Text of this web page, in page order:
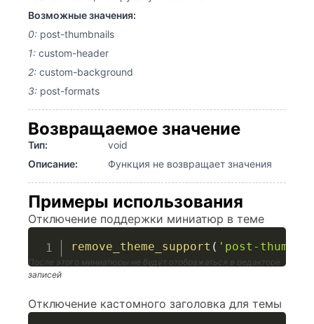
Возможные значения:
0: post-thumbnails
1: custom-header
2: custom-background
3: post-formats
Возвращаемое значение
Тип:
void
Описание:
Функция не возвращает значения
Примеры использования
Отключение поддержки миниатюр в теме
remove_theme_support ( 'post-
После этого миниатюры не будут отображаться в редакторе
записей
Отключение кастомного заголовка для темы